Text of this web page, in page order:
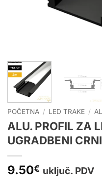
POČETNA / LED TRAKE /
ALU. PROFIL ZA
UGRADBENI
9.50€ uključ. PDV